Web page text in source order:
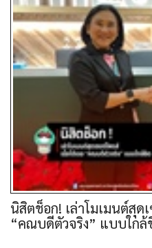
นิสิตช็อก! เล่าโมเมนต์สุด
“คณบดีตัวจริง” แบบใกล้